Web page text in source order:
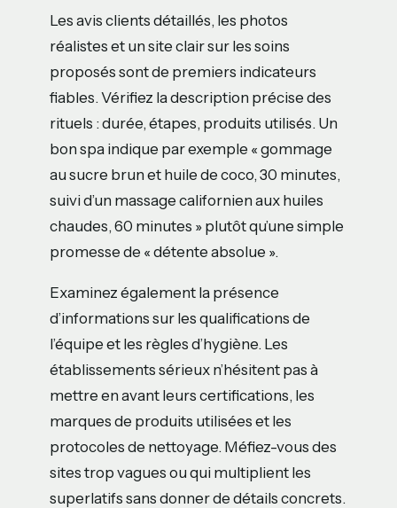
Les avis clients détaillés, les photos
réalistes et un site clair sur les soins
proposés sont de premiers indicateurs
fiables. Vérifiez la description précise des
rituels : durée, étapes, produits utilisés. Un
bon spa indique par exemple « gommage
au sucre brun et huile de coco, 30 minutes,
suivi d’un massage californien aux huiles
chaudes, 60 minutes » plutôt qu’une simple
promesse de « détente absolue ».
Examinez également la présence
d’informations sur les qualifications de
l’équipe et les règles d’hygiène. Les
établissements sérieux n’hésitent pas à
mettre en avant leurs certifications, les
marques de produits utilisées et les
protocoles de nettoyage. Méfiez-vous des
sites trop vagues ou qui multiplient les
superlatifs sans donner de détails concrets.